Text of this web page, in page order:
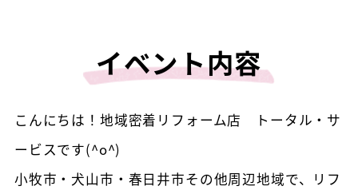
イベント内容
こんにちは！地域密着リフォーム店 トータル・サ
ービスです(^o^)
小牧市・犬山市・春日井市その他周辺地域で、リフ